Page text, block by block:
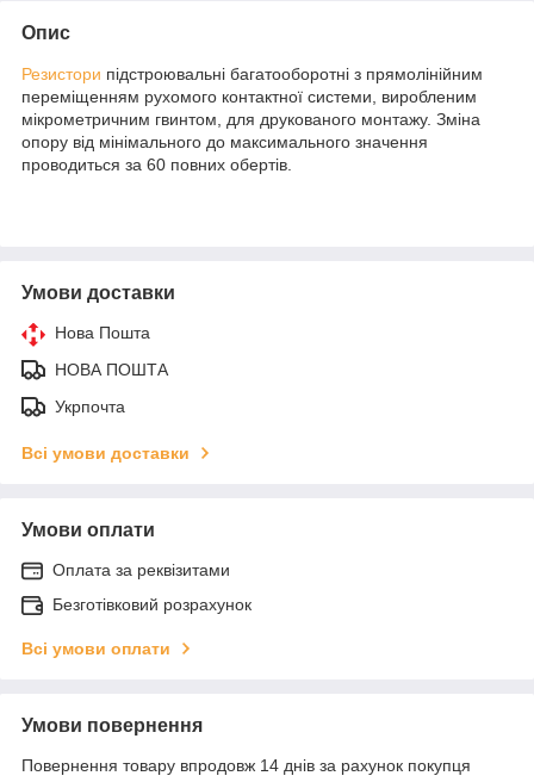
Опис
Резистори підстроювальні багатооборотні з прямолінійним
переміщенням рухомого контактної системи, виробленим
мікрометричним гвинтом, для друкованого монтажу. Зміна
опору від мінімального до максимального значення
проводиться за 60 повних обертів.
Умови доставки
Нова Пошта
НОВА ПОШТА
Укрпочта
Всі умови доставки
Умови оплати
Оплата за реквізитами
Безготівковий розрахунок
Всі умови оплати
Умови повернення
Повернення товару впродовж 14 днів за рахунок покупця